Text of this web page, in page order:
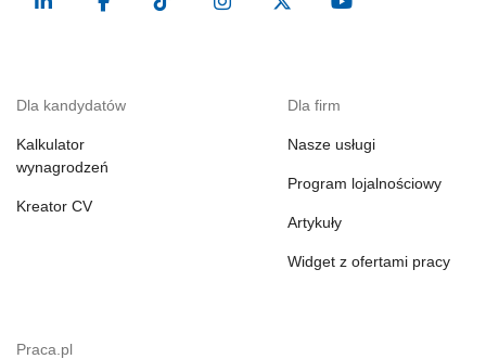
Dla kandydatów
Kalkulator
wynagrodzeń
Kreator CV
Dla firm
Nasze usługi
Program lojalnościowy
Artykuły
Widget z ofertami pracy
Praca.pl